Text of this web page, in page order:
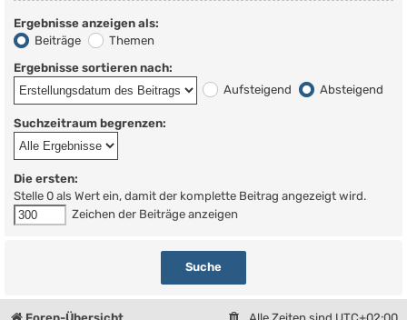
Ergebnisse anzeigen als:
Beiträge
Themen
Ergebnisse sortieren nach:
Aufsteigend
Absteigend
Suchzeitraum begrenzen:
Die ersten:
Stelle 0 als Wert ein, damit der komplette Beitrag angezeigt wird.
Zeichen der Beiträge anzeigen